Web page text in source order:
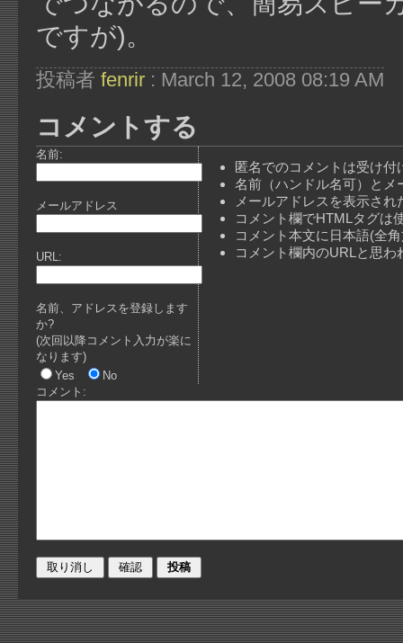
ですが)。
投稿者 fenrir : March 12, 2008 08:19 AM
コメントする
名前:
メールアドレス
URL:
名前、アドレスを登録します
か?
(次回以降コメント入力が楽に
なります)
Yes
No
匿名でのコメントは受け付
名前（ハンドル名可）とメ
メールアドレスを表示さ
コメント欄でHTMLタグは
コメント本文に日本語(全
コメント欄内のURLと思
コメント: